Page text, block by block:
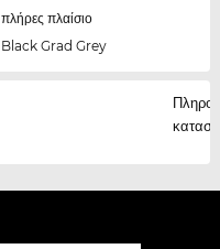
πλήρες πλαίσιο
Black Grad Grey